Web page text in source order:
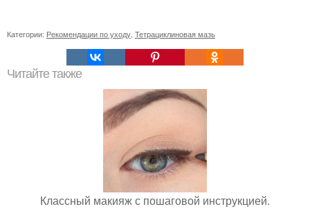
Категории: Рекомендации по уходу Тетрациклиновая мазь
Читайте также
Классный макияж с пошаговой инструкцией.